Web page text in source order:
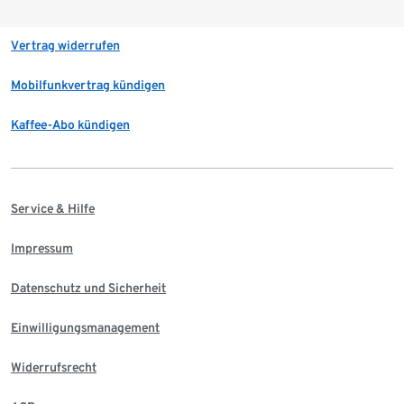
Vertrag widerrufen
Mobilfunkvertrag kündigen
Kaffee-Abo kündigen
Service & Hilfe
Impressum
Datenschutz und Sicherheit
Einwilligungsmanagement
Widerrufsrecht